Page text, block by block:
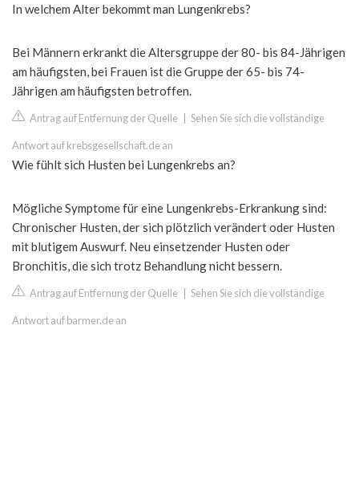
In welchem Alter bekommt man Lungenkrebs?
Bei Männern erkrankt die Altersgruppe der 80- bis 84-Jährigen
am häufigsten, bei Frauen ist die Gruppe der 65- bis 74-
Jährigen am häufigsten betroffen.
Antrag auf Entfernung der Quelle Sehen Sie sich die vollständige
Antwort auf krebsgesellschaft.de an
Wie fühlt sich Husten bei Lungenkrebs an?
Mögliche Symptome für eine Lungenkrebs-Erkrankung sind:
Chronischer Husten, der sich plötzlich verändert oder Husten
mit blutigem Auswurf. Neu einsetzender Husten oder
Bronchitis, die sich trotz Behandlung nicht bessern.
Antrag auf Entfernung der Quelle Sehen Sie sich die vollständige
Antwort auf barmer.de an